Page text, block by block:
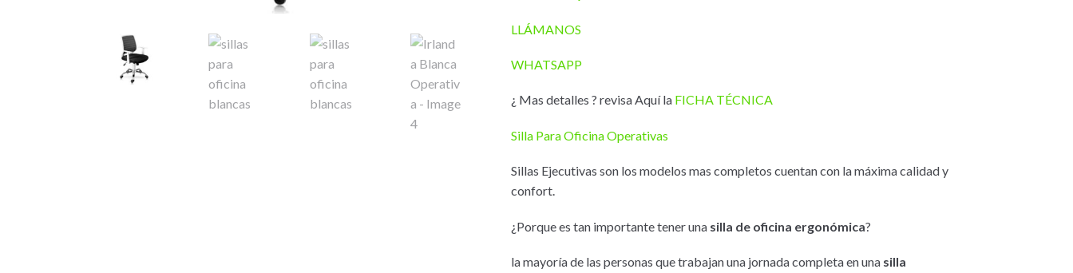
LLÁMANOS
WHATSAPP
¿ Mas detalles ? revisa Aquí la FICHA TÉCNICA
Silla Para Oficina Operativas
Sillas Ejecutivas son los modelos mas completos cuentan con la máxima calidad y
confort.
¿Porque es tan importante tener una silla de oficina ergonómica?
la mayoría de las personas que trabajan una jornada completa en una silla